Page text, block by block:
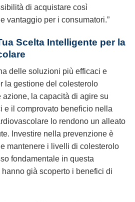
di acquistare così
vantaggio per i consumatori.”
Scelta Intelligente per la
delle soluzioni più efficaci e
la gestione del colesterolo
azione, la capacità di agire su
e il comprovato beneficio nella
lo rendono un alleato
Investire nella prevenzione è
mantenere i livelli di colesterolo
fondamentale in questa
già scoperto i benefici di